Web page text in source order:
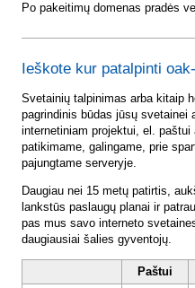
Po pakeitimų domenas pradės
Ieškote kur patalpinti
Svetainių talpinimas arba kitaip
pagrindinis būdas jūsų svetainei
internetiniam projektui, el.
patikimame, galingame, prie
pajungtame serveryje.
Daugiau nei 15 metų patirtis,
lankstūs paslaugų planai ir
pas mus savo interneto
daugiausiai šalies gyventojų.
Paštui